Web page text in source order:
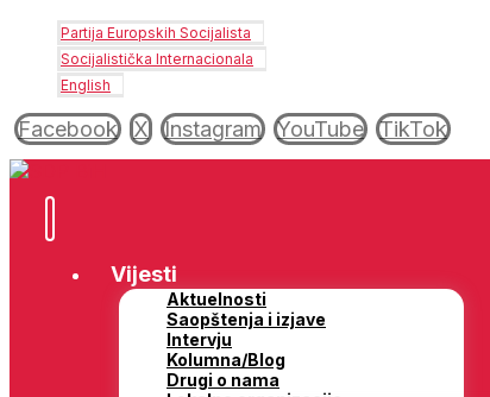
Partija Europskih Socijalista
Socijalistička Internacionala
English
Facebook X Instagram YouTube TikTok
Vijesti
Aktuelnosti
Saopštenja i izjave
Intervju
Kolumna/Blog
Drugi o nama